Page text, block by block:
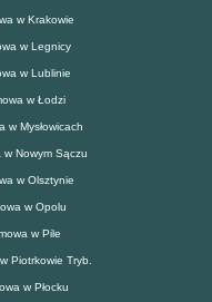
w Krakowie
w Legnicy
w Lublinie
w Łodzi
w Mysłowicach
Nowym Sączu
w Olsztynie
w Opolu
w Pile
Piotrkowie Tryb.
w Płocku